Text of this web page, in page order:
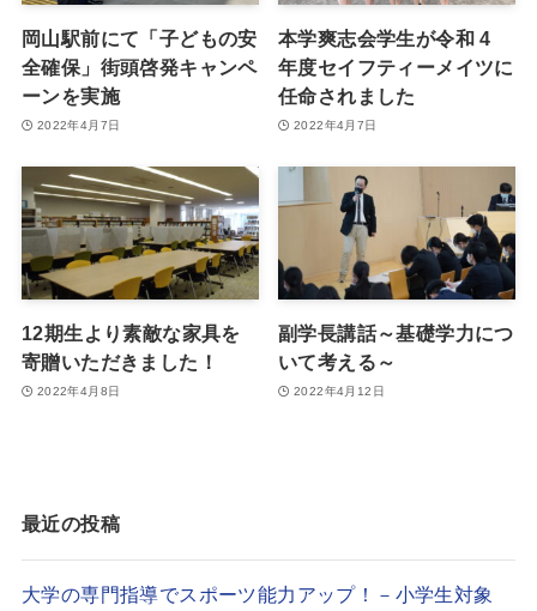
岡山駅前にて「子どもの安
全確保」街頭啓発キャンペ
ーンを実施
2022年4月7日
本学爽志会学生が令和 4
年度セイフティーメイツに
任命されました
2022年4月7日
12期生より素敵な家具を
寄贈いただきました！
2022年4月8日
副学長講話～基礎学力につ
いて考える～
2022年4月12日
最近の投稿
大学の専門指導でスポーツ能力アップ！－小学生対象